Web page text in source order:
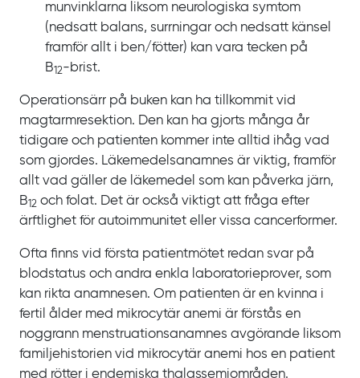
munvinklarna liksom neurologiska symtom
(nedsatt balans, surrningar och nedsatt känsel
framför allt i ben/fötter) kan vara tecken på
B 12‍-‍brist.
Operationsärr på buken kan ha tillkommit vid
magtarmresektion. Den kan ha gjorts många år
tidigare och patienten kommer inte alltid ihåg vad
som gjordes. Läkemedelsanamnes är viktig, framför
allt vad gäller de läkemedel som kan påverka järn,
B 12 och folat. Det är också viktigt att fråga efter
ärftlighet för autoimmunitet eller vissa cancerformer.
Ofta finns vid första patientmötet redan svar på
blodstatus och andra enkla laboratorieprover, som
kan rikta anamnesen. Om patienten är en kvinna i
fertil ålder med mikrocytär anemi är förstås en
noggrann menstruationsanamnes avgörande liksom
familjehistorien vid mikrocytär anemi hos en patient
med rötter i endemiska thalassemiområden.